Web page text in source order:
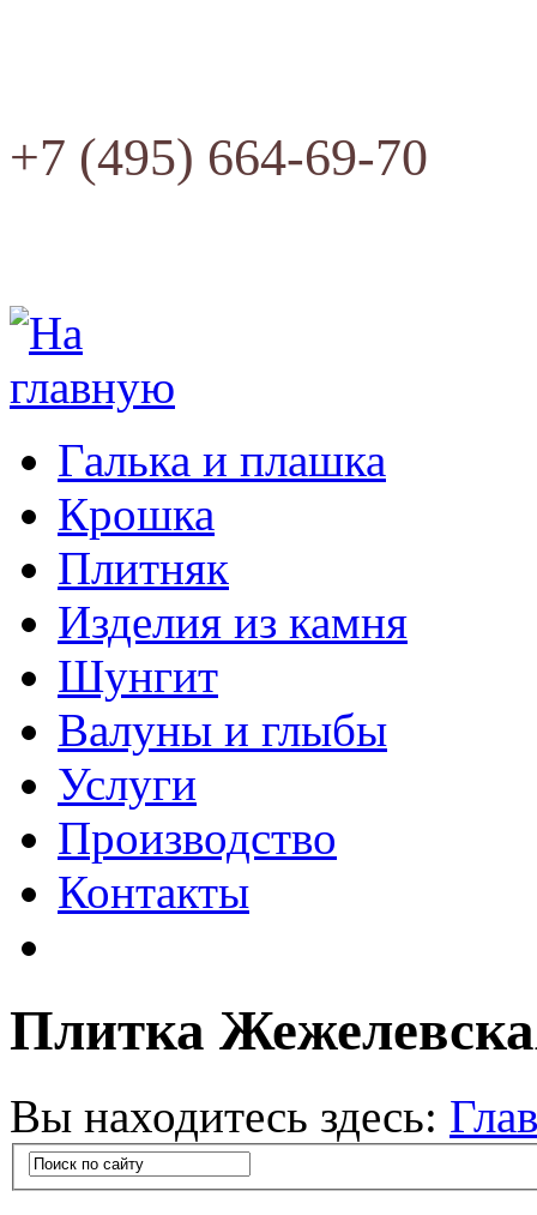
+7 (495) 664-69-70
Галька и плашка
Крошка
Плитняк
Изделия из камня
Шунгит
Валуны и глыбы
Услуги
Производство
Контакты
Плитка
Вы находитесь здесь: